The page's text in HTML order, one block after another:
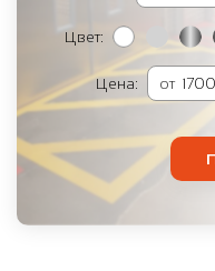
Цвет:
Цена: от